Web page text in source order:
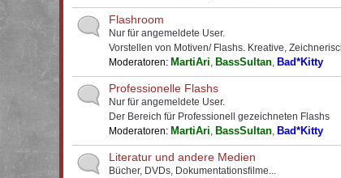
Flashroom
Nur für angemeldete User.
Vorstellen von Motiven/ Flashs. Kreative,
Moderatoren: MartiAri, BassSultan, Bad*Kitty
Professionelle Flashs
Nur für angemeldete User.
Der Bereich für Professionell gezeichneten Flashs
Moderatoren: MartiAri, BassSultan, Bad*Kitty
Literatur und andere Medien
Bücher, DVDs, Dokumentationsfilme...